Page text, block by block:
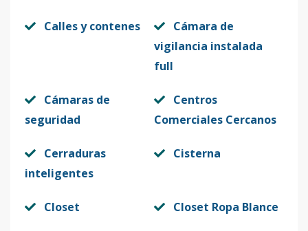
Calles y contenes
Cámara de
vigilancia instalada
full
Cámaras de
seguridad
Centros
Comerciales Cercanos
Cerraduras
inteligentes
Cisterna
Closet Closet Ropa Blance